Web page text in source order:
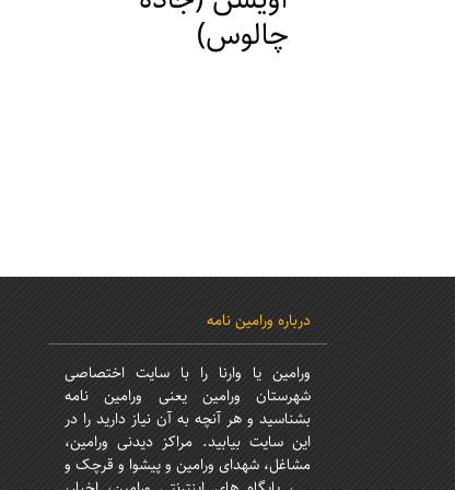
چالوس)
درباره ورامین نامه
ورامین یا وارنا را با سایت اختصاصی
شهرستان ورامین یعنی ورامین نامه
بشناسید و هر آنچه به آن نیاز دارید را در
این سایت بیابید. مراکز دیدنی ورامین،
مشاغل، شهدای ورامین و پیشوا و قرچک و